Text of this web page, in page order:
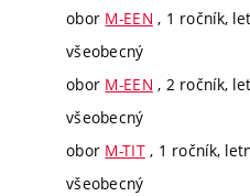
obor M-EEN , 1 ročník,
všeobecný
obor M-EEN , 2 ročník,
všeobecný
obor M-TIT, 1 ročník,
všeobecný